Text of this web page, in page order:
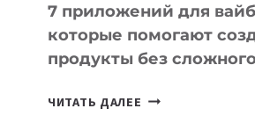
7 приложений для
которые помогают
продукты без
ЧИТАТЬ ДАЛЕЕ 7